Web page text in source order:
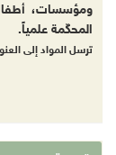
ومؤسسات،
المحكّمة علمياً.
ترسل المواد إلى